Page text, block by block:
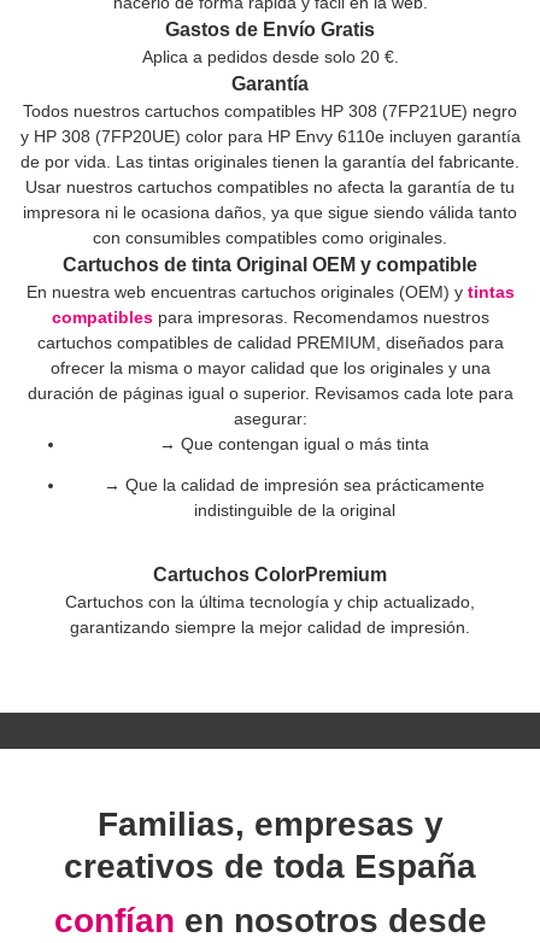
Gastos de Envío Gratis
Aplica a pedidos desde solo 20 €.
Garantía
Todos nuestros cartuchos compatibles HP 308 (7FP21UE) negro
y HP 308 (7FP20UE) color para HP Envy 6110e incluyen garantía
de por vida. Las tintas originales tienen la garantía del fabricante.
Usar nuestros cartuchos compatibles no afecta la garantía de tu
impresora ni le ocasiona daños, ya que sigue siendo válida tanto
con consumibles compatibles como originales.
Cartuchos de tinta Original OEM y compatible
En nuestra web encuentras cartuchos originales (OEM) y tintas
compatiblespara impresoras. Recomendamos nuestros
cartuchos compatibles de calidad PREMIUM, diseñados para
ofrecer la misma o mayor calidad que los originales y una
duración de páginas igual o superior. Revisamos cada lote para
asegurar:
→ Que contengan igual o más tinta
→ Que la calidad de impresión sea prácticamente
indistinguible de la original
Cartuchos ColorPremium
Cartuchos con la última tecnología y chip actualizado,
garantizando siempre la mejor calidad de impresión.
Familias, empresas y
creativos de toda España
confían en nosotros desde